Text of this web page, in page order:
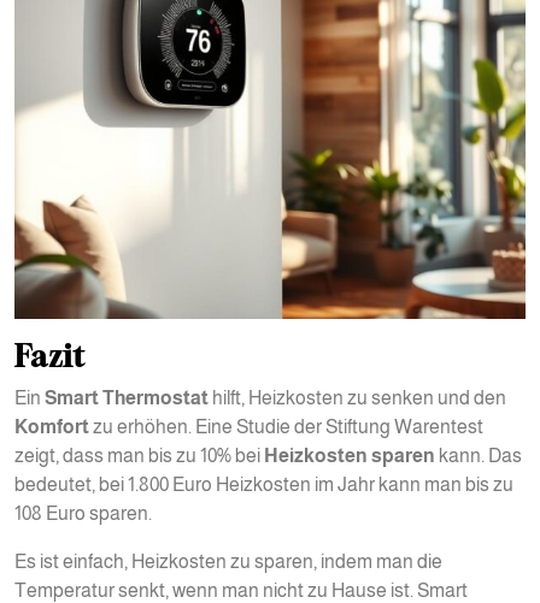
Fazit
Ein Smart Thermostat hilft, Heizkosten zu senken und den
Komfortzu erhöhen. Eine Studie der Stiftung Warentest
zeigt, dass man bis zu 10% bei Heizkosten sparen kann. Das
bedeutet, bei 1.800 Euro Heizkosten im Jahr kann man bis zu
108 Euro sparen.
Es ist einfach, Heizkosten zu sparen, indem man die
Temperatur senkt, wenn man nicht zu Hause ist. Smart